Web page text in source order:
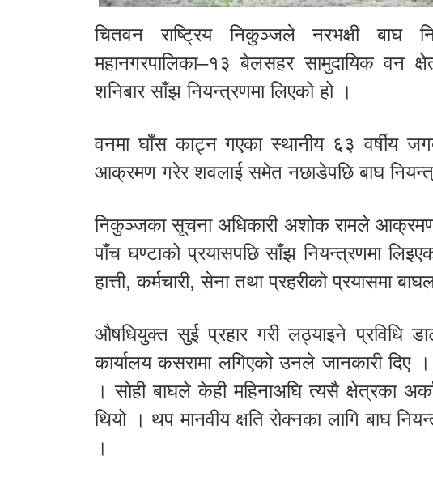
चितवन राष्ट्रिय निकुञ्जले नरभक्षी बाघ
महानगरपालिका–१३ बेलसहर सामुदायिक वन
शनिबार साँझ नियन्त्रणमा लिएको हो ।
वनमा घाँस काट्न गएका स्थानीय ६३ वर्षीय
आक्रमण गरेर शवलाई समेत नछाडेपछि बाघ
निकुञ्जका सूचना अधिकारी अशोक रामले आक्रमण
पाँच घण्टाको प्रयासपछि साँझ नियन्त्रणमा
हात्ती, कर्मचारी, सेना तथा प्रहरीको प्रयासमा
औषधियुक्त सुई प्रहार गरी लठ्याइने प्रविधि
कार्यालय कसरामा लगिएको उनले जानकारी दिए
। सोही बाघले केही महिनाअघि त्यसै क्षेत्रका
थियो । थप मानवीय क्षति रोक्नका लागि बाघ
।